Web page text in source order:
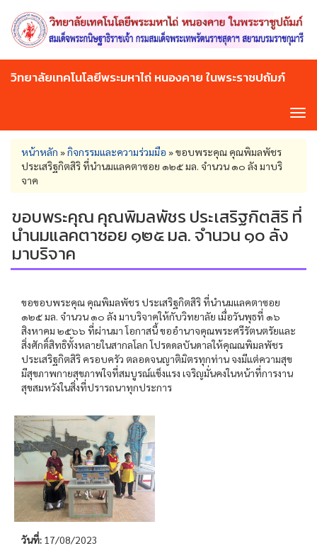
main
content
วิทยาลัยเทคโนโลยีพระมหาไถ่ หนองคาย ในพระราชปถัมภ์
You
are
here
หน้าหลัก »กิจกรรมและความร่วมมือ »ขอบพระคุณ คุณพิมลพัชร
ประเสริฐกิตสิริ ที่นำนมแลคตาซอย ๑๒๕ มล. จำนวน ๑๐ ลัง มาบริ
จาค
ขอบพระคุณ คุณพิมลพัชร ประเสริฐกิตสิริ ที่
นำนมแลคตาซอย ๑๒๕ มล. จำนวน ๑๐ ลัง
มาบริจาค
ขอขอบพระคุณ คุณพิมลพัชร ประเสริฐกิตสิริ ที่นำนมแลคตาซอย
๑๒๕ มล. จำนวน ๑๐ ลัง มาบริจาคให้กับวิทยาลัย เมื่อวันพุธที่ ๑๖
สิงหาคม ๒๕๖๖ ที่ผ่านมา โอกาสนี้ ขออำนาจคุณพระศรีรัตนตรัยและ
สิ่งศักดิ์สิทธิทั้งหลายในสากลโลก โปรดดลบันดาลให้คุณณพิมลพัชร
ประเสริฐกิตสิริ ครอบครัว ตลอดจนญาติมิตรทุกท่าน จงมีแต่ความสุข
มีสุขภาพกายสุขภาพใจที่สมบูรณ์แข็งแรง เจริญมั่นคงในหน้าที่การงาน
สุขสมหวังในสิ่งที่ปรารถนาทุกประการ
วันที่: 17/08/2023